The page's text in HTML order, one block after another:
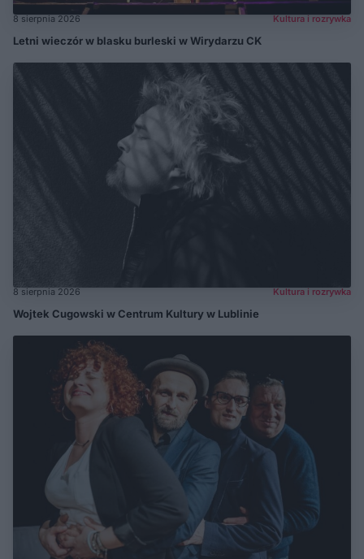
8 sierpnia 2026 Kultura i rozrywka
Letni wieczór w blasku burleski w Wirydarzu CK
8 sierpnia 2026 Kultura i rozrywka
Wojtek Cugowski w Centrum Kultury w Lublinie